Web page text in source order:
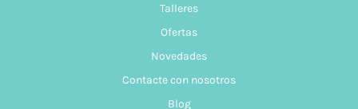
Talleres
Ofertas
Novedades
Contacte con nosotros
Blog